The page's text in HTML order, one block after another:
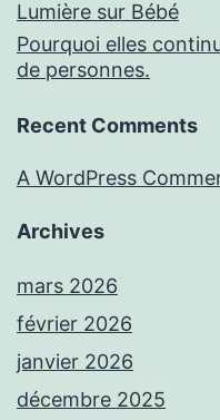
Lumière sur Bébé
Pourquoi elles
de personnes.
Recent Comments
A WordPress
Archives
mars 2026
février 2026
janvier 2026
décembre 2025